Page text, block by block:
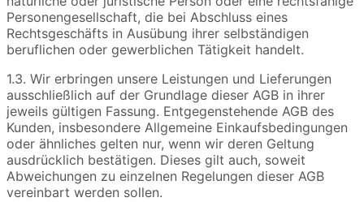
Personengesellschaft, die bei Abschluss eines
Rechtsgeschäfts in Ausübung ihrer selbständigen
beruflichen oder gewerblichen Tätigkeit handelt.
1.3. Wir erbringen unsere Leistungen und Lieferungen
ausschließlich auf der Grundlage dieser AGB in ihrer
jeweils gültigen Fassung. Entgegenstehende AGB des
Kunden, insbesondere Allgemeine Einkaufsbedingungen
oder ähnliches gelten nur, wenn wir deren Geltung
ausdrücklich bestätigen. Dieses gilt auch, soweit
Abweichungen zu einzelnen Regelungen dieser AGB
vereinbart werden sollen.